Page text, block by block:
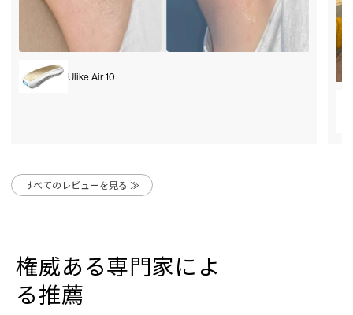
Ulike Air 10
すべてのレビューを見る ≫
権威ある専門家によ
る推薦